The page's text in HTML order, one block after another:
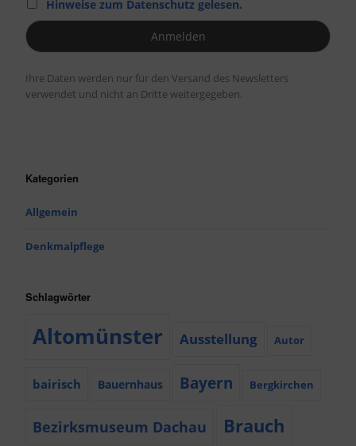
Hinweise zum Datenschutz gelesen.
Ihre Daten werden nur für den Versand des Newsletters
verwendet und nicht an Dritte weitergegeben.
Kategorien
Allgemein
Denkmalpflege
Schlagwörter
Altomünster Ausstellung Autor
bairisch Bauernhaus Bayern Bergkirchen
Bezirksmuseum Dachau Brauch